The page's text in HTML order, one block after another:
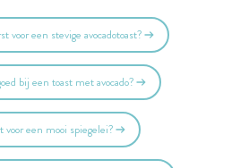
voor een stevige avocadotoast?
bij een toast met avocado?
een mooi spiegelei?